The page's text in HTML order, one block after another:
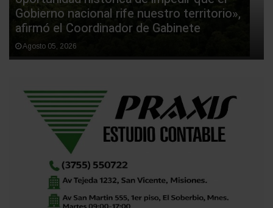
Gobierno nacional rife nuestro territorio»,
afirmó el Coordinador de Gabinete
Agosto 05, 2026